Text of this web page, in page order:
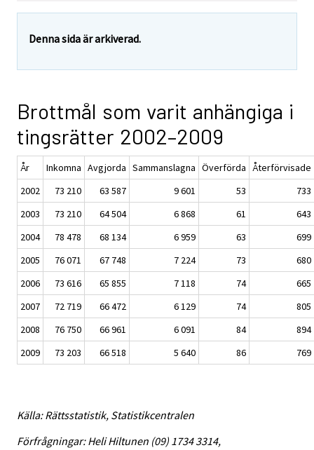
Denna sida är arkiverad.
Brottmål som varit anhängiga i
tingsrätter 2002–2009
År Inkomna Avgjorda Sammanslagna Överförda Återförvisade
2002
73 210 63 587 9 601 53
733
2003
73 210 64 504 6 868 61
643
2004
78 478 68 134 6 959 63
699
2005
76 071 67 748 7 224 73
680
2006
73 616 65 855 7 118 74
665
2007
72 719 66 472 6 129 74
805
2008
76 750 66 961 6 091 84
894
2009
73 203 66 518 5 640 86 769
Källa: Rättsstatistik, Statistikcentralen
Förfrågningar: Heli Hiltunen (09) 1734 3314,